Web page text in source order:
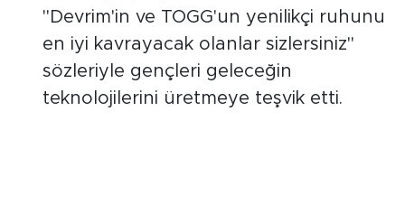
"Devrim'in ve TOGG'un yenilikçi ruhunu
en iyi kavrayacak olanlar sizlersiniz"
sözleriyle gençleri geleceğin
teknolojilerini üretmeye teşvik etti.